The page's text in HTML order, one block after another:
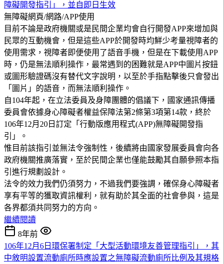
障礙開發指引」，並自即日生效
無障礙網頁/網路/APP使用
目前不論是政府機關或是民間企業均會自行開發APP來增加與
民眾的互動機會，但是這些APP於開發時均鮮少考量視障者的
使用需求，視障者即便使用了語音手機，但是在下載使用APP
時，仍是無法順利操作，最常遇到的困難就是APP中圖片按鈕
或圖形驗證碼沒有替代文字說明，以至於手指點擊後只會發出
「圖片」的語音，而無法順利操作。
自104年起，在立法委員及身障團體的倡議下，國家通訊傳播
委員會依據身心障礙者權益保障法第2條第3項第14款，終於
106年12月20日訂定「行動版應用程式(APP)無障礙開發指
引」。
惟目前該指引並無法令強制性，後續將由國家發展委員會向各
政府機關推廣落實，至於民間企業也僅能鼓勵其自願參照本指
引進行規劃設計。
法令的效力我們仍須努力，不過我們要強調，確保身心障礙者
享有平等的獲取資訊權利，就有助於其全面的社會參與，這是
各界都須共同努力的方向。
繼續閱讀
8年前
106年12月6日環保署制定「大型活動環境友善管理指引」，其
中敘明設置流動廁所時應設置之無障礙流動廁所比例及其規格